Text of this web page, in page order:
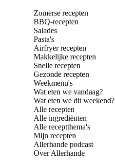
Zomerse recepten
BBQ-recepten
Salades
Pasta's
Airfryer recepten
Makkelijke recepten
Snelle recepten
Gezonde recepten
Weekmenu's
Wat eten we vandaag?
Wat eten we dit weekend?
Alle recepten
Alle ingrediënten
Alle receptthema's
Mijn recepten
Allerhande podcast
Over Allerhande